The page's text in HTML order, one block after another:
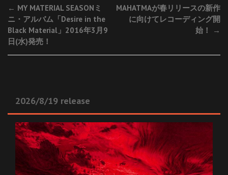
Post
navigation
← MY MATERIAL SEASONミ
ニ・アルバム「Desire in the
Black Material」2016年3月9
日(水)発売！
MAHATMAが春リリースの新作
に向けてレコーディング開
始！
→
2026/8/19 release